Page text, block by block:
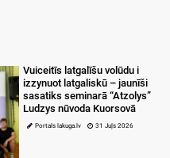
Vuiceitīs latgalīšu volūdu i
izzynuot latgaliskū – jaunīši
sasatiks seminarā “Atzolys”
Ludzys nūvoda Kuorsovā
Portals lakuga.lv 31 Juļs 2026